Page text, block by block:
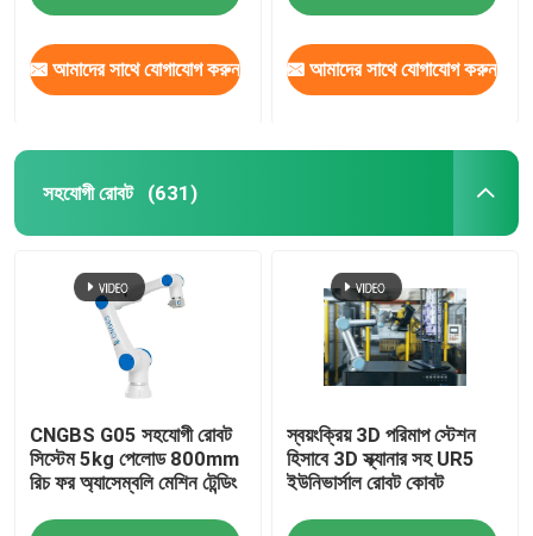
আমাদের সাথে যোগাযোগ করুন আমাদের সাথে যোগাযোগ করুন
সহযোগী রোবট (631)
CNGBS G05 সহযোগী রোবট
সিস্টেম 5kg পেলোড 800mm
রিচ ফর অ্যাসেম্বলি মেশিন টেন্ডিং
স্বয়ংক্রিয় 3D পরিমাপ স্টেশন
হিসাবে 3D স্ক্যানার সহ UR5
ইউনিভার্সাল রোবট কোবট